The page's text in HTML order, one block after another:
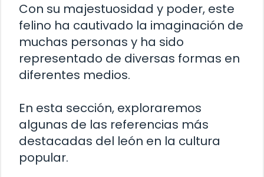
Con su majestuosidad y poder, este
felino ha cautivado la imaginación de
muchas personas y ha sido
representado de diversas formas en
diferentes medios.
En esta sección, exploraremos
algunas de las referencias más
destacadas del león en la cultura
popular.